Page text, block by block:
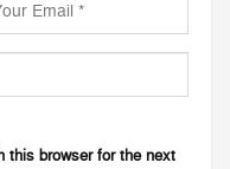
this browser for the next